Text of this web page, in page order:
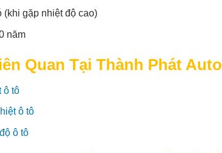
(khi gặp nhiệt độ cao)
năm
Quan Tại Thành Phát Auto
ô tô
ô tô
ô tô